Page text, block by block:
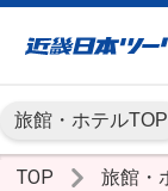
旅館・ホテルTOP
TOP 旅館・